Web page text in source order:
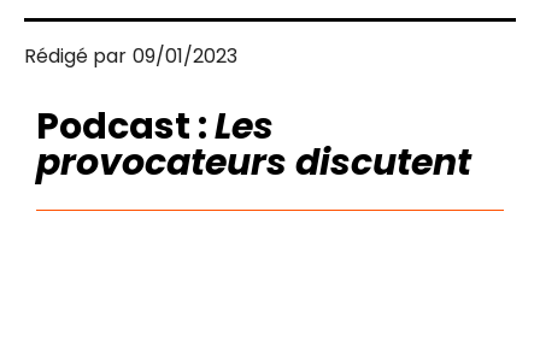
Rédigé par 09/01/2023
Podcast :Les
provocateurs discutent